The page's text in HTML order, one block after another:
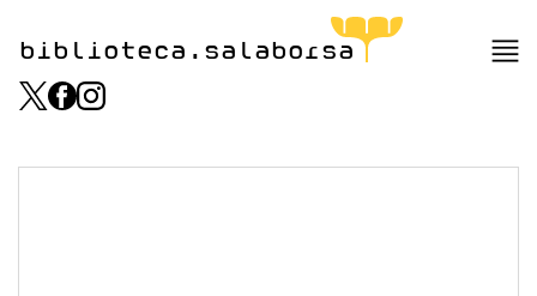
biblioteca.salaborsa